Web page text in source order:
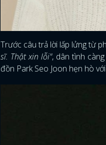
Trước câu trả lời lấp lửng từ
sĩ. Thật xin lỗi", dân tình
đồn Park Seo Joon hẹn hò